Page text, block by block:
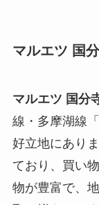
マルエツ 国
マルエツ 国分
線・多摩湖線
好立地にあり
ており、買い
物が豊富で、